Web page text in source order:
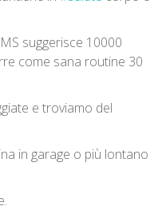
suggerisce 10000
come sana routine 30
e troviamo del
in garage o più lontano